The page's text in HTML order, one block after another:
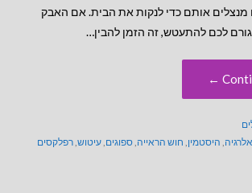
מנצלים אותם כדי לנקות את הבית. אם האבק
לכם להתעטש, זה הזמן להבין…
אלרגיה, היסטמין, חוש הראייה,ספוגים,עיטוש,רפלקסים